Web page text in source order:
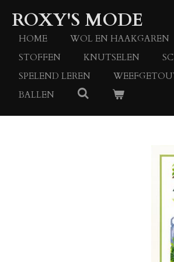
Ga
direct
naar
hoofdinhoud
ROXY'S MODE
HOME WOL EN HAAKGAREN
STOFFEN
KNUTSELEN
SPELEND LEREN
BALLEN